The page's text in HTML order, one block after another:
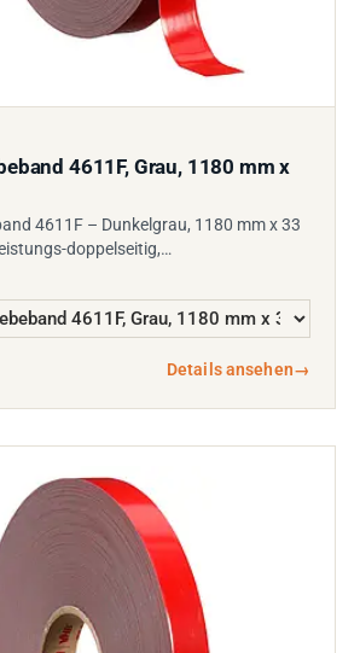
4611F, Grau, 1180 mm x
4611F – Dunkelgrau, 1180 mm x 33
doppelseitig,…
Details ansehen→